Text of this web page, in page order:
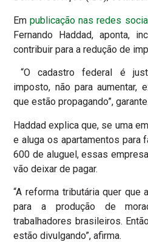
Empublicação nas redes
Fernando Haddad, aponta,
contribuir para a redução de
“O cadastro federal é
imposto, não para aumentar,
que estão propagando”, garante.
Haddad explica que, se uma
e aluga os apartamentos para
600 de aluguel, essas
vão deixar de pagar.
“A reforma tributária quer
para a produção de
trabalhadores brasileiros.
estão divulgando”, afirma.